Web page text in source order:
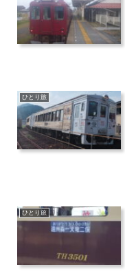
ひとり旅
ひとり旅